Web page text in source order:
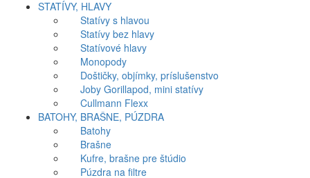
STATÍVY, HLAVY
Statívy s hlavou
Statívy bez hlavy
Statívové hlavy
Monopody
Doštičky, objímky, príslušenstvo
Joby Gorillapod, mini statívy
Cullmann Flexx
BATOHY, BRAŠNE, PÚZDRA
Batohy
Brašne
Kufre, brašne pre štúdio
Púzdra na filtre